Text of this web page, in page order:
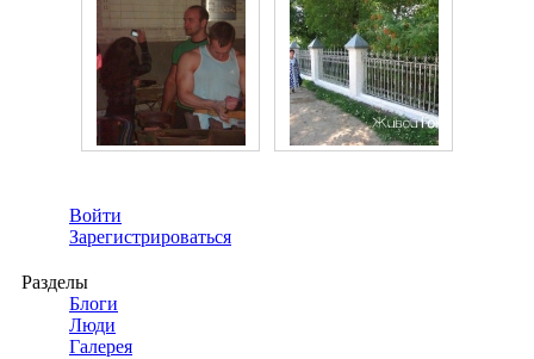
Войти
Зарегистрироваться
Разделы
Блоги
Люди
Галерея